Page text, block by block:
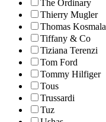
The Ordinary
Thierry Mugler
Thomas Kosmala
Tiffany & Co
Tiziana Terenzi
Tom Ford
Tommy Hilfiger
Tous
Trussardi
Tuz